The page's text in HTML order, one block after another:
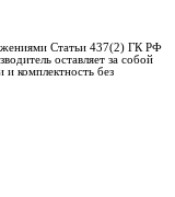
Статьи 437(2) ГК РФ
оставляет за собой
и комплектность без